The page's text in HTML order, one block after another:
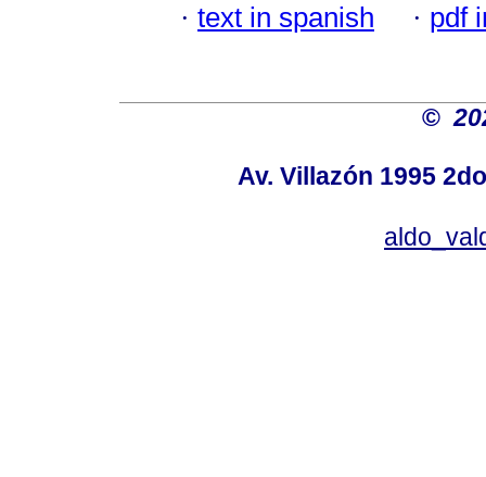
· text in spanish · pdf
©
Av. Villazón 1995